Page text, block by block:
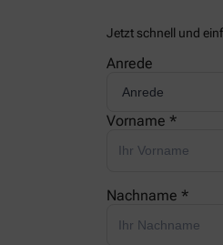
Jetzt schnell und
Anrede
Vorname *
Nachname *